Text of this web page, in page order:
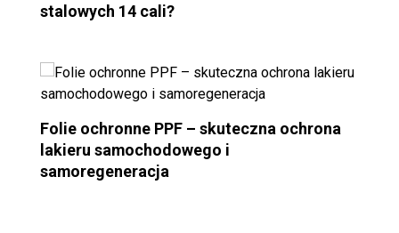
stalowych 14 cali?
Folie ochronne PPF – skuteczna ochrona
lakieru samochodowego i
samoregeneracja